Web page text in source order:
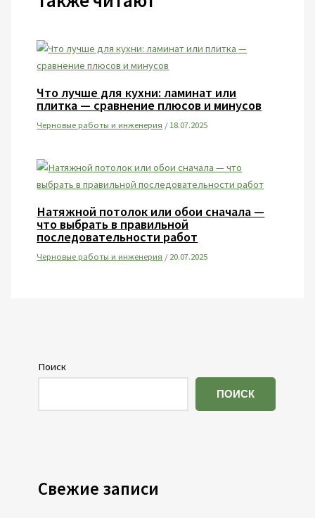
Что лучше для кухни: ламинат или
плитка — сравнение плюсов и минусов
Черновые работы и инженерия /18.07.2025
Натяжной потолок или обои сначала —
что выбрать в правильной
последовательности работ
Черновые работы и инженерия /20.07.2025
Поиск
ПОИСК
Свежие записи